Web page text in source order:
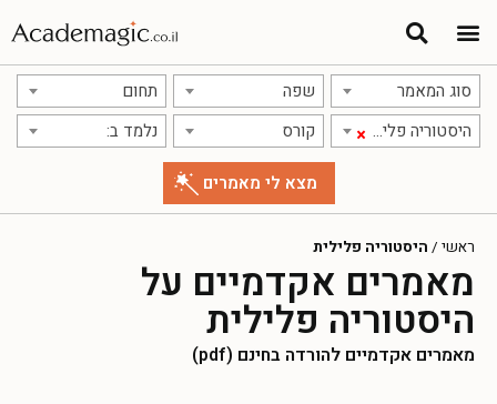
סוג המאמר שפה תחום
× היסטוריה פלילית קורס נלמד ב:
ראשי / היסטוריה פלילית
מאמרים אקדמיים על
היסטוריה פלילית
מאמרים אקדמיים להורדה בחינם (pdf)